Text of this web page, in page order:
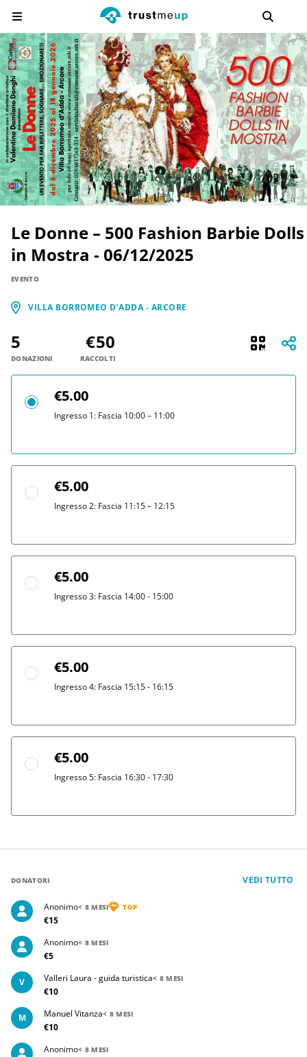
Le Donne – 500 Fashion Barbie Dolls
in Mostra - 06/12/2025
EVENTO
VILLA BORROMEO D’ADDA - ARCORE
5
DONAZIONI
€50
RACCOLTI
€5.00
Ingresso 1: Fascia 10:00 – 11:00
€5.00
Ingresso 2: Fascia 11:15 – 12:15
€5.00
Ingresso 3: Fascia 14:00 - 15:00
€5.00
Ingresso 4: Fascia 15:15 - 16:15
€5.00
Ingresso 5: Fascia 16:30 - 17:30
DONATORI VEDI TUTTO
Anonimo< 8 MESI TOP
€15
Anonimo< 8 MESI
€5
V Valleri Laura - guida turistica< 8 MESI
€10
M Manuel Vitanza< 8 MESI
€10
Anonimo< 8 MESI